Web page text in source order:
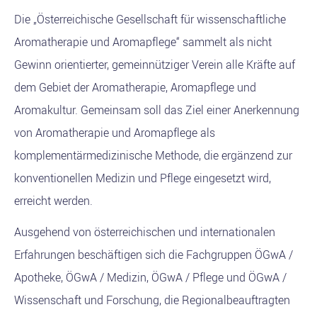
Die „Österreichische Gesellschaft für wissenschaftliche
Aromatherapie und Aromapflege“ sammelt als nicht
Gewinn orientierter, gemeinnütziger Verein alle Kräfte auf
dem Gebiet der Aromatherapie, Aromapflege und
Aromakultur. Gemeinsam soll das Ziel einer Anerkennung
von Aromatherapie und Aromapflege als
komplementärmedizinische Methode, die ergänzend zur
konventionellen Medizin und Pflege eingesetzt wird,
erreicht werden.
Ausgehend von österreichischen und internationalen
Erfahrungen beschäftigen sich die Fachgruppen ÖGwA /
Apotheke, ÖGwA / Medizin, ÖGwA / Pflege und ÖGwA /
Wissenschaft und Forschung, die Regionalbeauftragten